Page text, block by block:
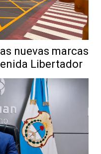
nuevas marcas
Libertador